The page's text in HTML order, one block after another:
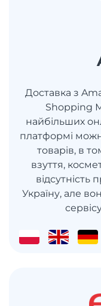
Доставка з
Shopping
найбільших
платформі
товарів, в
взуття,
відсутність
Україну, але